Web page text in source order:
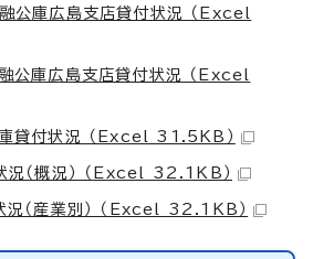
庫広島支店貸付状況 （Excel
庫広島支店貸付状況 （Excel
貸付状況 （Excel 31.5KB）
（概況） （Excel 32.1KB）
（産業別） （Excel 32.1KB）